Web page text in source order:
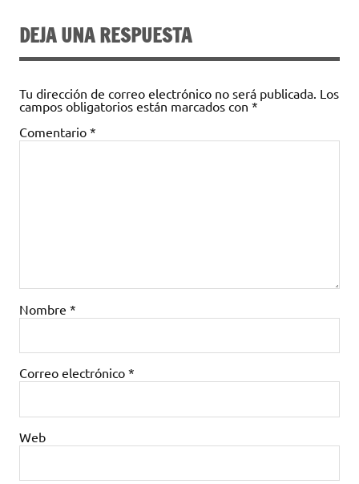
DEJA UNA RESPUESTA
Tu dirección de correo electrónico no será publicada. Los
campos obligatorios están marcados con *
Comentario *
Nombre *
Correo electrónico *
Web